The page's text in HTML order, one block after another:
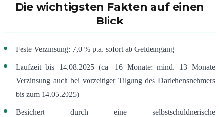
Die wichtigsten Fakten auf einen
Blick
Feste Verzinsung: 7,0 % p.a. sofort ab Geldeingang
Laufzeit bis 14.08.2025 (ca. 16 Monate; mind. 13 Monate
Verzinsung auch bei vorzeitiger Tilgung des Darlehensnehmers
bis zum 14.05.2025)
Besichert durch eine selbstschuldnerische